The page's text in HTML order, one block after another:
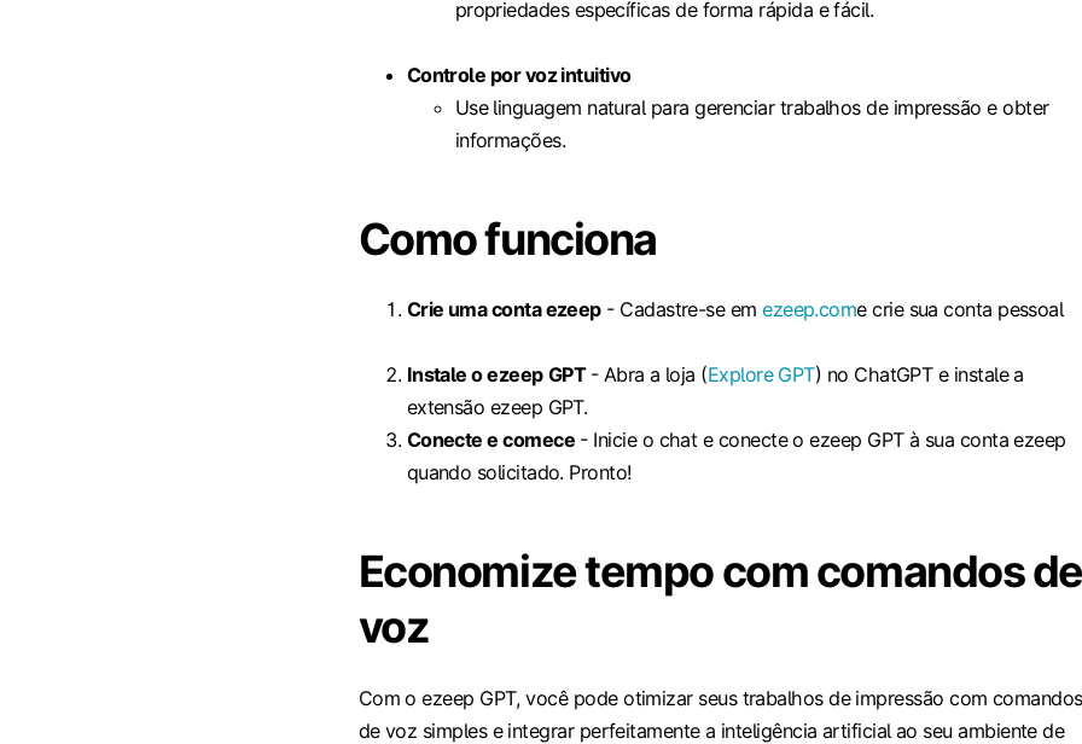
propriedades específicas de forma rápida e fácil.
Controle por voz intuitivo
Use linguagem natural para gerenciar trabalhos de impressão e obter
informações.
Como funciona
Crie uma conta ezeep- Cadastre-se emezeep.come crie sua conta pessoal
Instale o ezeep GPT - Abra a loja (Explore GPT) no ChatGPT e instale a
extensão ezeep GPT.
Conecte e comece - Inicie o chat e conecte o ezeep GPT à sua conta ezeep
quando solicitado. Pronto!
Economize tempo com comandos de
voz
Com o ezeep GPT, você pode otimizar seus trabalhos de impressão com comandos
de voz simples e integrar perfeitamente a inteligência artificial ao seu ambiente de